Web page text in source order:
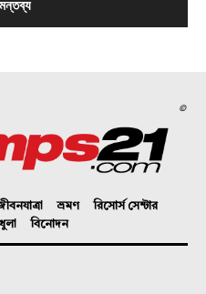
©
ভ্রমণ
রিসোর্স সেন্টার
বিনোদন